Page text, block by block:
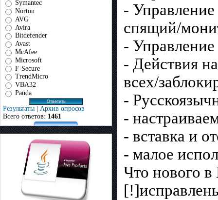
Symantec
Norton
AVG
Avira
Bitdefender
Avast
McAfee
Microsoft
F-Secure
TrendMicro
VBA32
Panda
Результаты | Архив опросов
Всего ответов: 1461
-
спящий/
-
- Действия
всех/
-
-
- вcтавка и
- малое
Что нового